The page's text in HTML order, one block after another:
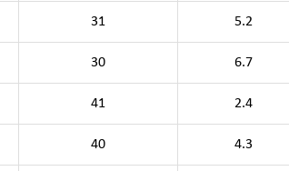
31 5.2
30 6.7
41 2.4
40 4.3